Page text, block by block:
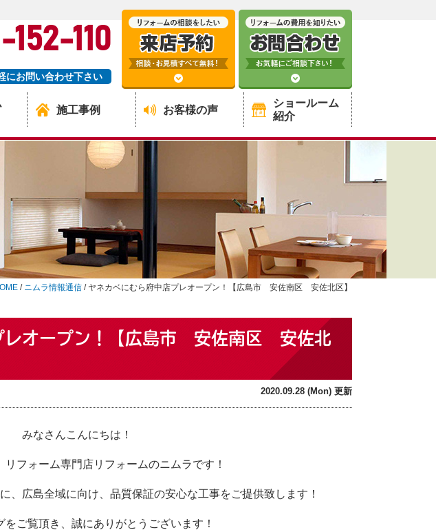
152-110
にお問い合わせ下さい
施工事例 お客様の声
ショールーム
紹介
/ ニムラ情報通信 / ヤネカベにむら府中店プレオープン！【広島市 安佐南区 安佐北区】
レオープン！【広島市 安佐南区 安佐北
2020.09.28 (Mon) 更新
みなさんこんにちは！
フォーム専門店リフォームのニムラです！
、広島全域に向け、品質保証の安心な工事をご提供致します！
をご覧頂き、誠にありがとうございます！